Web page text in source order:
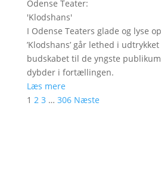
Odense Teater:
'Klodshans'
I Odense Teaters glade og lyse
’Klodshans’ går lethed i
budskabet til de yngste
dybder i fortællingen.
Læs mere
1 2 3 … 306 Næste